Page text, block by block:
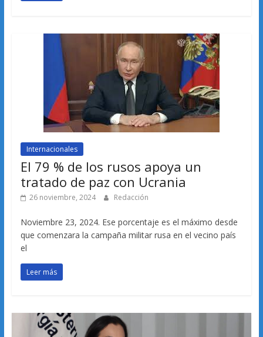
Internacionales
El 79 % de los rusos apoya un
tratado de paz con Ucrania
26 noviembre, 2024 Redacción
Noviembre 23, 2024. Ese porcentaje es el máximo desde
que comenzara la campaña militar rusa en el vecino país
el
Leer más